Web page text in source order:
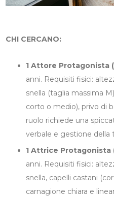
CHI CERCANO:
1 Attore Protagonista
anni. Requisiti fisici:
snella (taglia massima
corto o medio), privo di
ruolo richiede una
verbale e gestione
1 Attrice Protagonista
anni. Requisiti fisici:
snella, capelli castani
carnagione chiara e